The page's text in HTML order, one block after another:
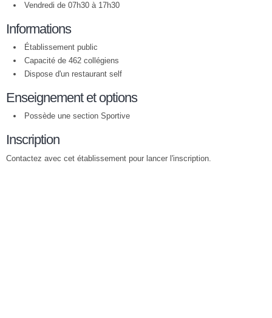
Vendredi de 07h30 à 17h30
Informations
Établissement public
Capacité de 462 collégiens
Dispose d'un restaurant self
Enseignement et options
Possède une section Sportive
Inscription
Contactez avec cet établissement pour lancer l'inscription.